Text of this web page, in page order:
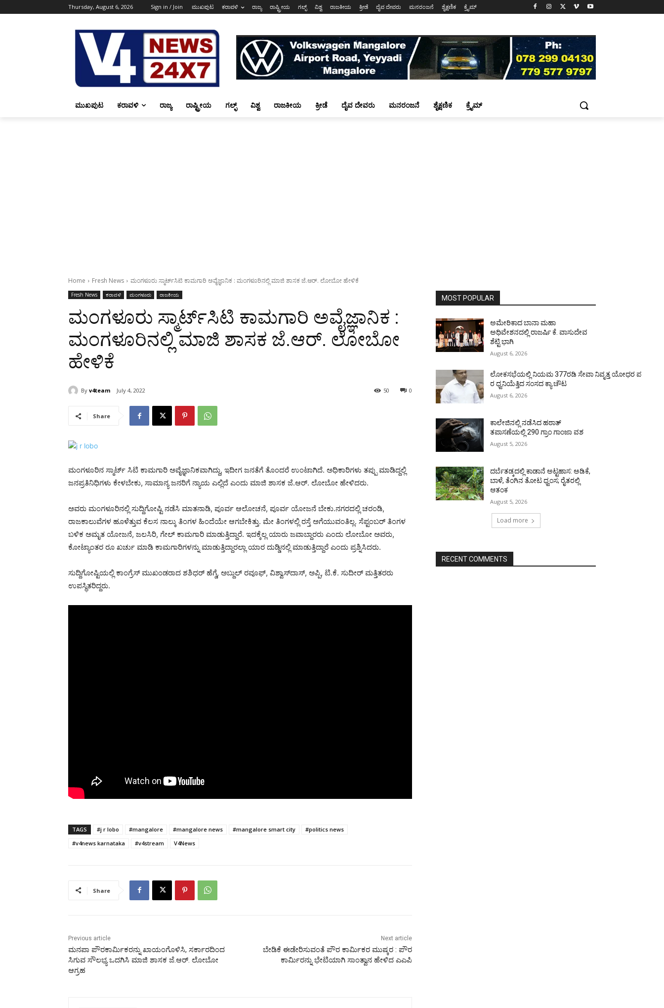
Thursday, August 6, 2026 Sign in / Join ಮುಖಪುಟ ಕರಾವಳಿ ರಾಜ್ಯ ರಾಷ್ಟ್ರೀಯ ಗಲ್ಫ್ ವಿಶ್ವ ರಾಜಕೀಯ ಕ್ರೀಡೆ ದೈವ ದೇವರು ಮನರಂಜನೆ ಶೈಕ್ಷಣಿಕ ಕ್ರೈಮ್
ಮುಖಪುಟ ಕರಾವಳಿ ರಾಜ್ಯ ರಾಷ್ಟ್ರೀಯ ಗಲ್ಫ್ ವಿಶ್ವ ರಾಜಕೀಯ ಕ್ರೀಡೆ ದೈವ ದೇವರು ಮನರಂಜನೆ ಶೈಕ್ಷಣಿಕ ಕ್ರೈಮ್
Home Fresh News ಮಂಗಳೂರು ಸ್ಮಾರ್ಟ್‍ಸಿಟಿ ಕಾಮಗಾರಿ ಅವೈಜ್ಞಾನಿಕ : ಮಂಗಳೂರಿನಲ್ಲಿ ಮಾಜಿ ಶಾಸಕ ಜೆ.ಆರ್. ಲೋಬೋ ಹೇಳಿಕೆ
Fresh News ಕರಾವಳಿ ಮಂಗಳೂರು ರಾಜಕೀಯ
ಮಂಗಳೂರು ಸ್ಮಾರ್ಟ್‍ಸಿಟಿ ಕಾಮಗಾರಿ ಅವೈಜ್ಞಾನಿಕ :
ಮಂಗಳೂರಿನಲ್ಲಿ ಮಾಜಿ ಶಾಸಕ ಜೆ.ಆರ್. ಲೋಬೋ
ಹೇಳಿಕೆ
By v4team July 4, 2022 0
50
Share
ಮಂಗಳೂರಿನ ಸ್ಮಾರ್ಟ್ ಸಿಟಿ ಕಾಮಗಾರಿ ಅವೈಜ್ಞಾನಿಕವಾಗಿದ್ದು, ಇದೀಗ ಜನತೆಗೆ ತೊಂದರೆ ಉಂಟಾಗಿದೆ. ಅಧಿಕಾರಿಗಳು ತಪ್ಪು ಮಾಡಿದ್ದಲ್ಲಿ
ಜನಪ್ರತಿನಿಧಿಗಳು ಕೇಳಬೇಕು, ಸಾಮಾನ್ಯ ಜನರಿಗೆ ನ್ಯಾಯ ಎಲ್ಲಿದೆ ಎಂದು ಮಾಜಿ ಶಾಸಕ ಜೆ.ಆರ್. ಲೋಬೋ ಹೇಳಿದರು.
ಅವರು ಮಂಗಳೂರಿನಲ್ಲಿ ಸುದ್ದಿಗೋಷ್ಟಿ ನಡೆಸಿ ಮಾತನಾಡಿ, ಪೂರ್ವ ಆಲೋಚನೆ, ಪೂರ್ವ ಯೋಜನೆ ಬೇಕು.ನಗರದಲ್ಲಿ ಚರಂಡಿ,
ರಾಜಕಾಲುವೆಗಳ ಹೂಳೆತ್ತುವ ಕೆಲಸ ನಾಲ್ಕು ತಿಂಗಳ ಹಿಂದೆಯೇ ಆಗಬೇಕಿತ್ತು. ಮೇ ತಿಂಗಳಲ್ಲಿ ರಸ್ತೆ ಅಗೆಯುವಂತಿಲ್ಲ. ಸೆಪ್ಟಂಬರ್ ತಿಂಗಳ
ಬಳಿಕ ಅಮೃತ ಯೋಜನೆ, ಜಲಸಿರಿ, ಗೇಲ್ ಕಾಮಗಾರಿ ಮಾಡುತ್ತಿದ್ದಾರೆ. ಇದಕ್ಕೆಲ್ಲ ಯಾರು ಜವಾಬ್ದಾರರು ಎಂದು ಲೋಬೋ ಅವರು,
ಕೋಟ್ಯಾಂತರ ರೂ ಖರ್ಚು ಮಾಡಿ ಕಾಮಗಾರಿಗಳನ್ನು ಮಾಡುತ್ತಿದ್ದಾರಲ್ಲಾ ಯಾರ ದುಡ್ಡಿನಲ್ಲಿ ಮಾಡುತ್ತಿದ್ದಾರೆ ಎಂದು ಪ್ರಶ್ನಿಸಿದರು.
ಸುದ್ದಿಗೋಷ್ಟಿಯಲ್ಲಿ ಕಾಂಗ್ರೆಸ್ ಮುಖಂಡರಾದ ಶಶಿಧರ್ ಹೆಗ್ಡೆ, ಅಬ್ದುಲ್ ರವೂಫ್, ವಿಶ್ವಾಸ್‍ದಾಸ್, ಅಪ್ಪಿ, ಟಿ.ಕೆ. ಸುದೀರ್ ಮತ್ತಿತರರು
ಉಪಸ್ಥಿತರಿದ್ದರು.
TAGS #j r lobo #mangalore #mangalore news #mangalore smart city
#politics news
#v4news karnataka
#v4stream V4News
Share
Previous article
ಮನಪಾ ಪೌರಕಾರ್ಮಿಕರನ್ನು ಖಾಯಂಗೊಳಿಸಿ, ಸರ್ಕಾರದಿಂದ
ಸಿಗುವ ಸೌಲಭ್ಯ ಒದಗಿಸಿ ಮಾಜಿ ಶಾಸಕ ಜೆ.ಆರ್. ಲೋಬೋ
ಆಗ್ರಹ
Next article
ಬೇಡಿಕೆ ಈಡೇರಿಸುವಂತೆ ಪೌರ ಕಾರ್ಮಿಕರ ಮುಷ್ಕರ : ಪೌರ
ಕಾರ್ಮಿರನ್ನು ಭೇಟಿಯಾಗಿ ಸಾಂತ್ವಾನ ಹೇಳಿದ ಎಎಪಿ
MOST POPULAR
ಅಮೇರಿಕಾದ ಬಾನಾ ಮಹಾ
ಅಧಿವೇಶನದಲ್ಲಿ ರಾಜರ್ಷಿ ಕೆ. ವಾಸುದೇವ
ಶೆಟ್ಟಿ ಭಾಗಿ
August 6, 2026
ಲೋಕಸಭೆಯಲ್ಲಿ ನಿಯಮ 377ರಡಿ ಸೇವಾ ನಿವೃತ್ತ ಯೋಧರ ಪ
ರ ಧ್ವನಿಯೆತ್ತಿದ ಸಂಸದ ಕ್ಯಾ.ಚೌಟ
August 6, 2026
ಕಾಲೇಜಿನಲ್ಲಿ ನಡೆಸಿದ ಹಠಾತ್
ತಪಾಸಣೆಯಲ್ಲಿ 290 ಗ್ರಾಂ ಗಾಂಜಾ ವಶ
August 5, 2026
ದರ್ಬೆತಡ್ಕದಲ್ಲಿ ಕಾಡಾನೆ ಅಟ್ಟಹಾಸ: ಅಡಿಕೆ,
ಬಾಳೆ, ತೆಂಗಿನ ತೋಟ ಧ್ವಂಸ; ರೈತರಲ್ಲಿ
ಆತಂಕ
August 5, 2026
Load more
RECENT COMMENTS